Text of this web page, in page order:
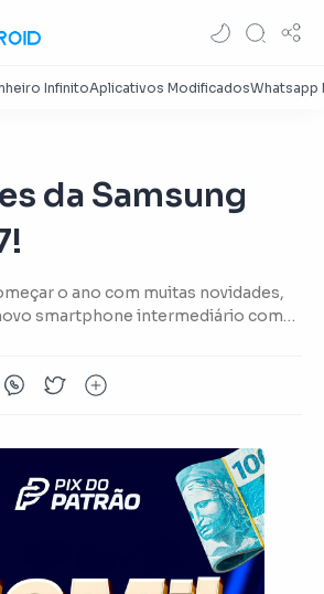
da Samsung
o ano com muitas novidades,
smartphone intermediário com